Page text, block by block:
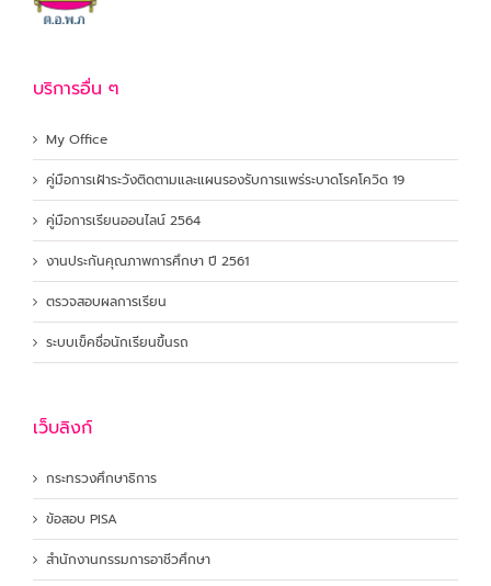
บริการอื่น ๆ
My Office
คู่มือการเฝ้าระวังติดตามและแผนรองรับการแพร่ระบาดโรคโควิด 19
คู่มือการเรียนออนไลน์ 2564
งานประกันคุณภาพการศึกษา ปี 2561
ตรวจสอบผลการเรียน
ระบบเข็คชื่อนักเรียนขึ้นรถ
เว็บลิงก์
กระทรวงศึกษาธิการ
ข้อสอบ PISA
สำนักงานกรรมการอาชีวศึกษา